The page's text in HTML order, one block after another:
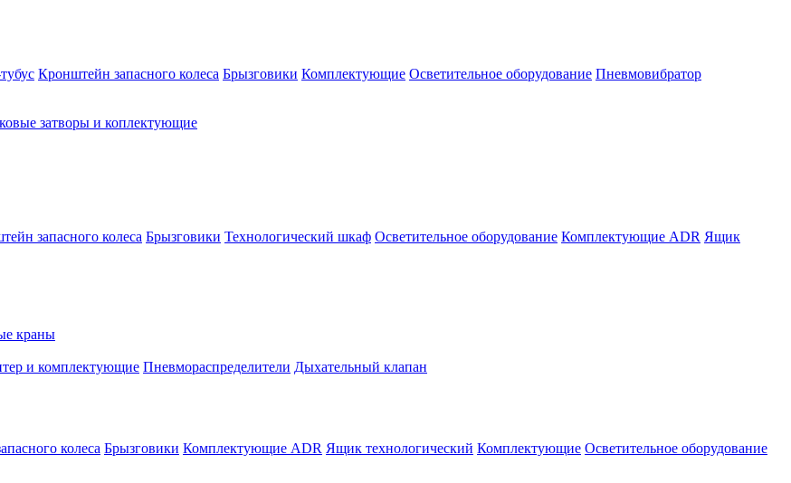
Кронштейн запасного колеса Брызговики Комплектующие Осветительное оборудование Пневмовибратор
затворы и коплектующие
запасного колеса Брызговики Технологический шкаф Осветительное оборудование Комплектующие ADR Ящик
краны
и комплектующие Пневмораспределители Дыхательный клапан
колеса Брызговики Комплектующие ADR Ящик технологический Комплектующие Осветительное оборудование